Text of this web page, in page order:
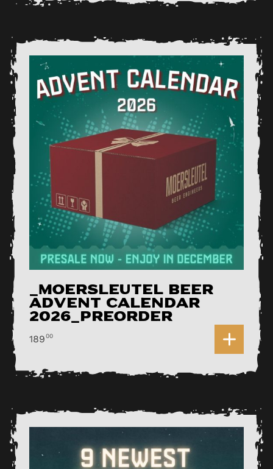
_Moersleutel Beer
Advent Calendar
2026_Preorder
18900 0